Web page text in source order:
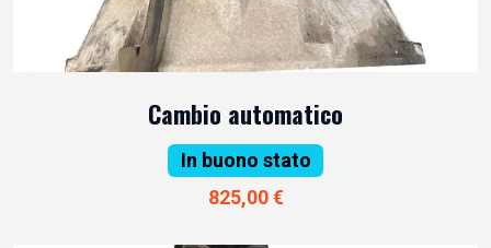
Cambio automatico
In buono stato
825,00 €